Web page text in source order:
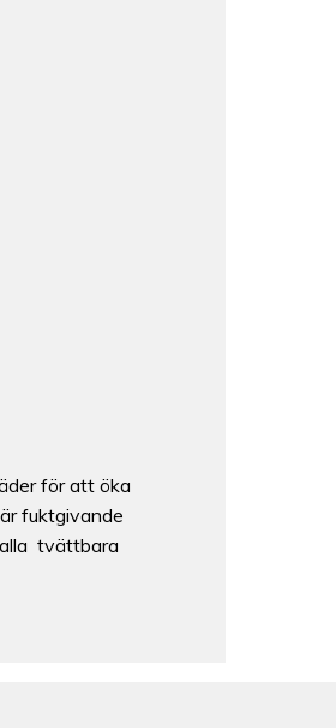
för att öka
fuktgivande
tvättbara